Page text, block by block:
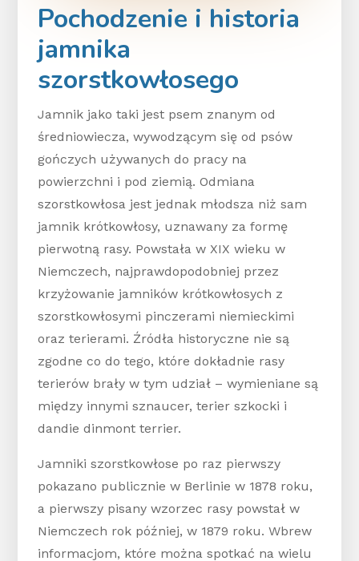
Pochodzenie i historia
jamnika
szorstkowłosego
Jamnik jako taki jest psem znanym od
średniowiecza, wywodzącym się od psów
gończych używanych do pracy na
powierzchni i pod ziemią. Odmiana
szorstkowłosa jest jednak młodsza niż sam
jamnik krótkowłosy, uznawany za formę
pierwotną rasy. Powstała w XIX wieku w
Niemczech, najprawdopodobniej przez
krzyżowanie jamników krótkowłosych z
szorstkowłosymi pinczerami niemieckimi
oraz terierami. Źródła historyczne nie są
zgodne co do tego, które dokładnie rasy
terierów brały w tym udział – wymieniane są
między innymi sznaucer, terier szkocki i
dandie dinmont terrier.
Jamniki szorstkowłose po raz pierwszy
pokazano publicznie w Berlinie w 1878 roku,
a pierwszy pisany wzorzec rasy powstał w
Niemczech rok później, w 1879 roku. Wbrew
informacjom, które można spotkać na wielu